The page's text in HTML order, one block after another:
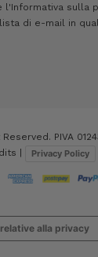
l'Informativa sulla
di e-mail in
PIVA
Privacy Policy
alla privacy